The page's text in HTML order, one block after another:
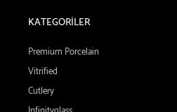
KATEGORİLER
Premium Porcelain
Vitrified
Cutlery